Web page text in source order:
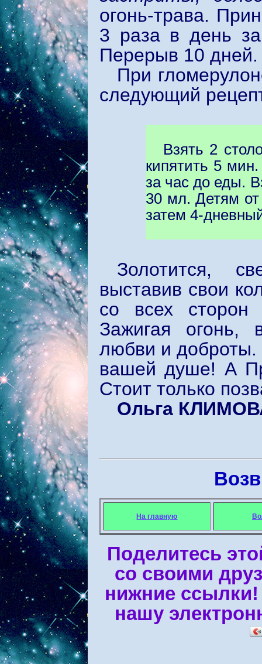
огонь-трава.
3 раза в день
Перерыв 10 дней.
При
следующий
Взять 2
кипятить 5
за час до еды.
30 мл. Детям
затем 4-
Золотится,
выставив свои
со всех
Зажигая огонь,
любви и доброты.
вашей душе! А
Стоит только
Ольга
На главную
Поделитесь
со своими
нижние
нашу